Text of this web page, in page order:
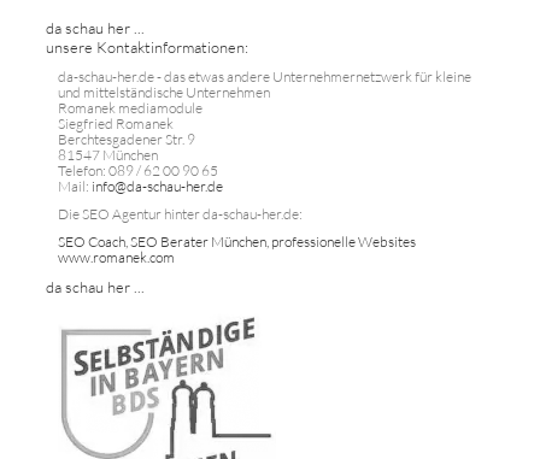
da schau her ...
unsere Kontaktinformationen:
da-schau-her.de - das etwas andere Unternehmernetzwerk für kleine
und mittelständische Unternehmen
Romanek mediamodule
Siegfried Romanek
Berchtesgadener Str. 9
81547 München
Telefon: 089 / 62 00 90 65
Mail: info@da-schau-her.de
Die SEO Agentur hinter da-schau-her.de:
SEO Coach, SEO Berater München, professionelle Websites
www.romanek.com
da schau her ...